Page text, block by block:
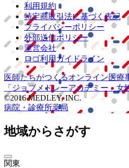
利用規約
特定商取引法に基づく表記
プライバシーポリシー
外部送信ポリシー
運営会社
ロゴ利用ガイドライン
医師たちがつくるオンライン医療
「ジョブメドレーアカデミー」 女
©2016 MEDLEY, INC.
病院・診療所薬局
地域からさがす
関東